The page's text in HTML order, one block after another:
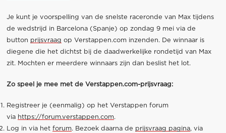
Je kunt je voorspelling van de snelste raceronde van Max tijdens
de wedstrijd in Barcelona (Spanje) op zondag 9 mei via de
button prijsvraag op Verstappen.com inzenden. De winnaar is
diegene die het dichtst bij de daadwerkelijke rondetijd van Max
zit. Mochten er meerdere winnaars zijn dan beslist het lot.
Zo speel je mee met de Verstappen.com-prijsvraag:
Registreer je (eenmalig) op het Verstappen forum
via https://forum.verstappen.com.
Log in via het forum. Bezoek daarna de prijsvraag pagina, via